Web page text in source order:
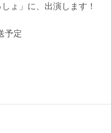
ょ」に、出演します！
予定